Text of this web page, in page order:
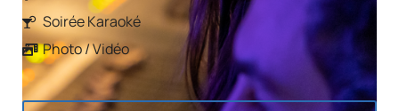
Soirée Karaoké
Photo / Vidéo